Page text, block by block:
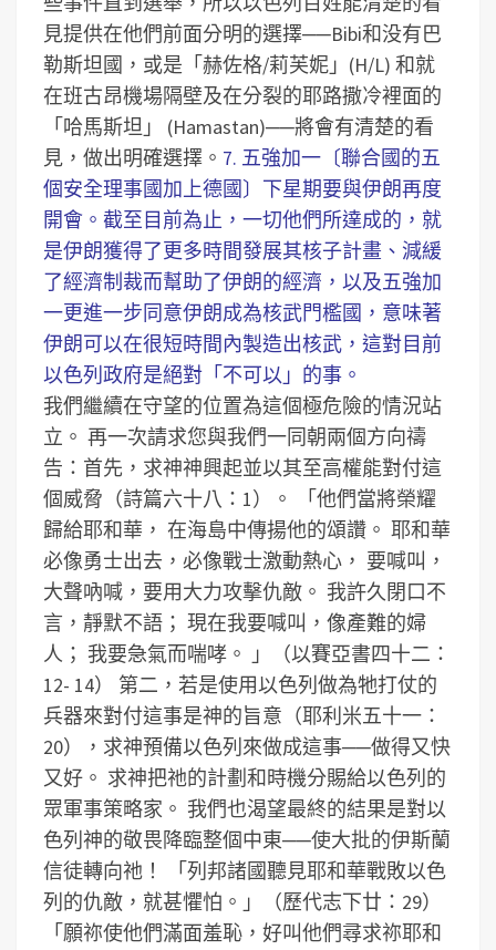
見提供在他們前面分明的選擇──Bibi和没有巴
勒斯坦國，或是「赫佐格/莉芙妮」(H/L) 和就
在班古昂機場隔壁及在分裂的耶路撒冷裡面的
「哈馬斯坦」 (Hamastan)──將會有清楚的看
見，做出明確選擇。 7. 五強加一〔聯合國的五
個安全理事國加上德國〕下星期要與伊朗再度
開會。截至目前為止，一切他們所達成的，就
是伊朗獲得了更多時間發展其核子計畫、減緩
了經濟制裁而幫助了伊朗的經濟，以及五強加
一更進一步同意伊朗成為核武門檻國，意味著
伊朗可以在很短時間內製造出核武，這對目前
以色列政府是絕對「不可以」的事。
我們繼續在守望的位置為這個極危險的情況站
立。 再一次請求您與我們一同朝兩個方向禱
告：首先，求神神興起並以其至高權能對付這
個威脅（詩篇六十八：1）。
「他們當將榮耀
歸給耶和華， 在海島中傳揚他的頌讚。 耶和華
必像勇士出去，必像戰士激動熱心， 要喊叫，
大聲吶喊，要用大力攻擊仇敵。 我許久閉口不
言，靜默不語； 現在我要喊叫，像產難的婦
人； 我要急氣而喘哮。 」（以賽亞書四十二：
12- 14）
第二，若是使用以色列做為牠打仗的
兵器來對付這事是神的旨意（耶利米五十一：
20），求神預備以色列來做成這事──做得又快
又好。 求神把祂的計劃和時機分賜給以色列的
眾軍事策略家。 我們也渴望最終的結果是對以
色列神的敬畏降臨整個中東──使大批的伊斯蘭
信徒轉向祂！
「列邦諸國聽見耶和華戰敗以色
列的仇敵，就甚懼怕。」（歷代志下廿：29）
「願祢使他們滿面羞恥，好叫他們尋求祢耶和